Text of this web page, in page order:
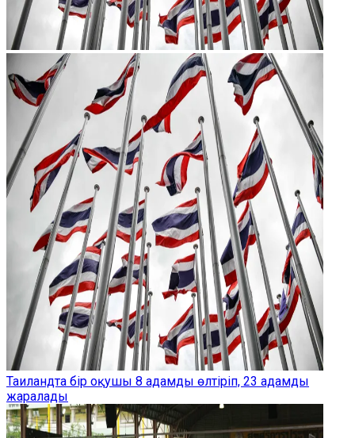
Таиландта бір оқушы 8 адамды өлтіріп, 23 адамды
жаралады